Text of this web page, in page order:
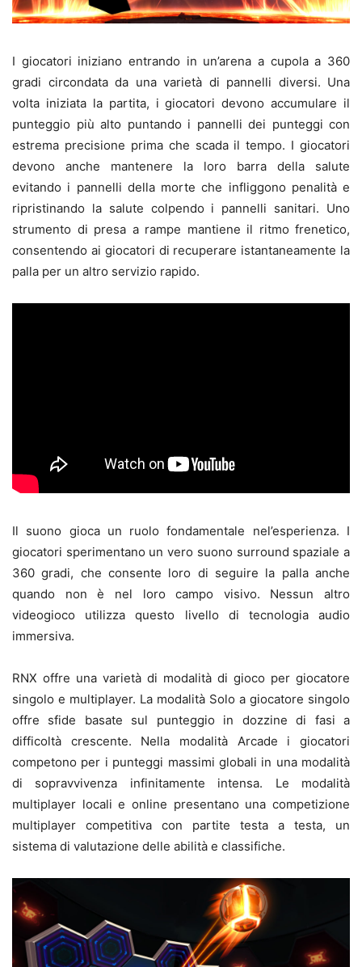
I giocatori iniziano entrando in un’arena a cupola a 360
gradi circondata da una varietà di pannelli diversi. Una
volta iniziata la partita, i giocatori devono accumulare il
punteggio più alto puntando i pannelli dei punteggi con
estrema precisione prima che scada il tempo. I giocatori
devono anche mantenere la loro barra della salute
evitando i pannelli della morte che infliggono penalità e
ripristinando la salute colpendo i pannelli sanitari. Uno
strumento di presa a rampe mantiene il ritmo frenetico,
consentendo ai giocatori di recuperare istantaneamente la
palla per un altro servizio rapido.
Il suono gioca un ruolo fondamentale nel’esperienza. I
giocatori sperimentano un vero suono surround spaziale a
360 gradi, che consente loro di seguire la palla anche
quando non è nel loro campo visivo. Nessun altro
videogioco utilizza questo livello di tecnologia audio
immersiva.
RNX offre una varietà di modalità di gioco per giocatore
singolo e multiplayer. La modalità Solo a giocatore singolo
offre sfide basate sul punteggio in dozzine di fasi a
difficoltà crescente. Nella modalità Arcade i giocatori
competono per i punteggi massimi globali in una modalità
di sopravvivenza infinitamente intensa. Le modalità
multiplayer locali e online presentano una competizione
multiplayer competitiva con partite testa a testa, un
sistema di valutazione delle abilità e classifiche.